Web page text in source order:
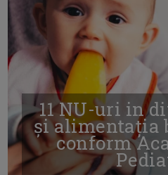
11 NU-uri in
și alimentația
conform